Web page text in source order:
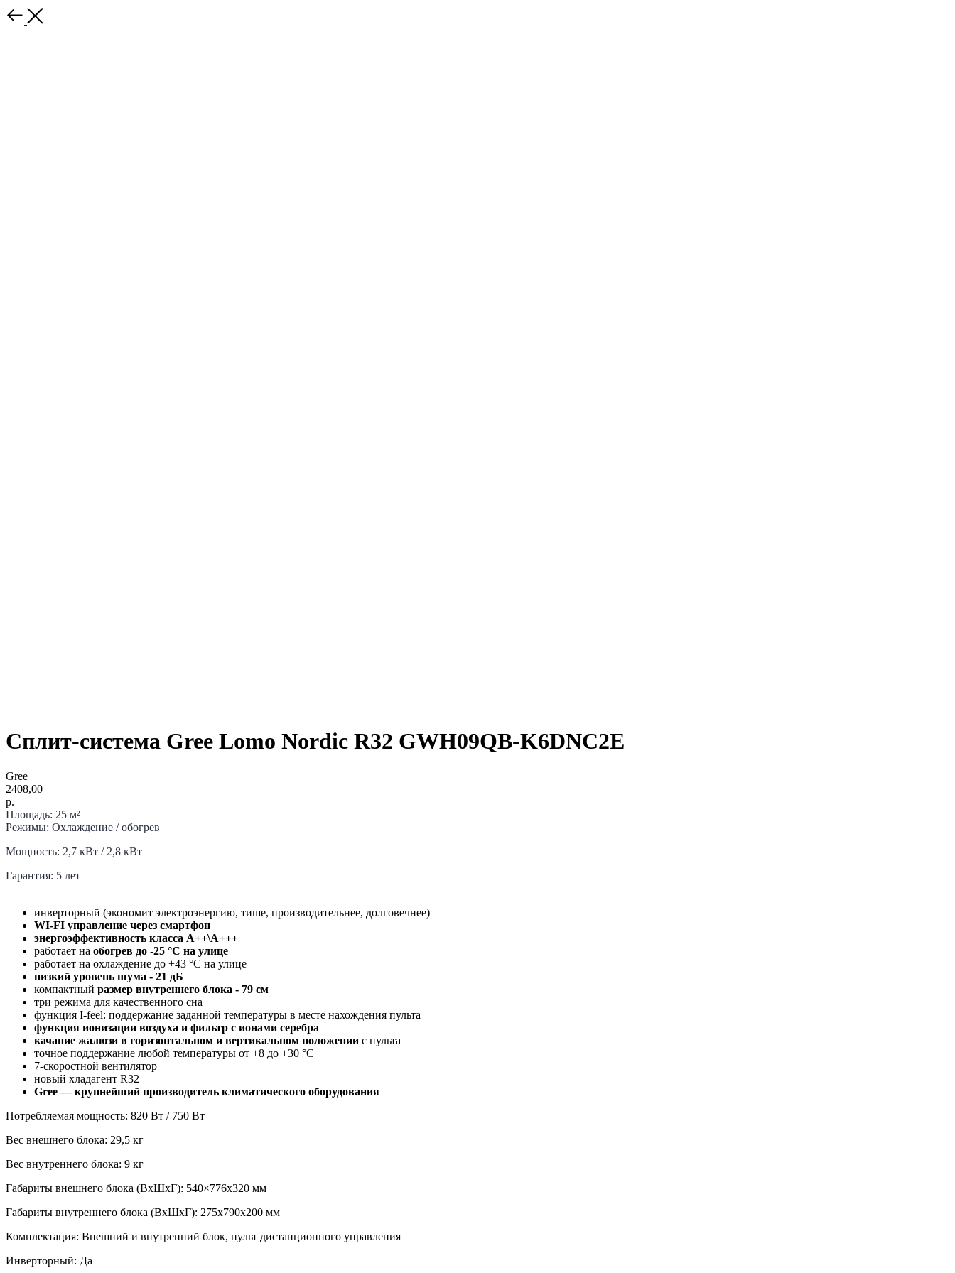
Cплит-система Gree Lomo Nordic R32 GWH09QB-K6DNС2E
Gree
2408,00
р.
Площадь: 25 м²
Режимы: Охлаждение / обогрев
Мощность: 2,7 кВт / 2,8 кВт
Гарантия: 5 лет
инверторный (экономит электроэнергию, тише, производительнее, долговечнее)
WI-FI управление через смартфон
энергоэффективность класса A++\А+++
работает на обогрев до -25 °C на улице
работает на охлаждение до +43 °C на улице
низкий уровень шума - 21 дБ
компактный размер внутреннего блока - 79 см
три режима для качественного сна
функция I-feel: поддержание заданной температуры в месте нахождения пульта
функция ионизации воздуха и фильтр с ионами серебра
качание жалюзи в горизонтальном и вертикальном положении с пульта
точное поддержание любой температуры от +8 до +30 °C
7-скоростной вентилятор
новый хладагент R32
Gree — крупнейший производитель климатического оборудования
Потребляемая мощность: 820 Вт / 750 Вт
Вес внешнего блока: 29,5 кг
Вес внутреннего блока: 9 кг
Габариты внешнего блока (ВхШхГ): 540×776х320 мм
Габариты внутреннего блока (ВхШхГ): 275x790x200 мм
Комплектация: Внешний и внутренний блок, пульт дистанционного управления
Инверторный: Да